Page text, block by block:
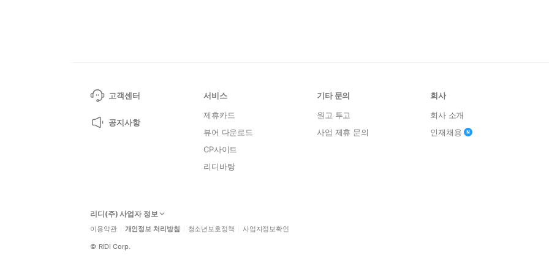
고객센터
공지사항
서비스
제휴카드
뷰어 다운로드
CP사이트
리디바탕
기타 문의
원고 투고
사업 제휴 문의
회사
회사 소개
인재채용
리디(주) 사업자 정보
이용약관 개인정보 처리방침 청소년보호정책 사업자정보확인
© RIDI Corp.